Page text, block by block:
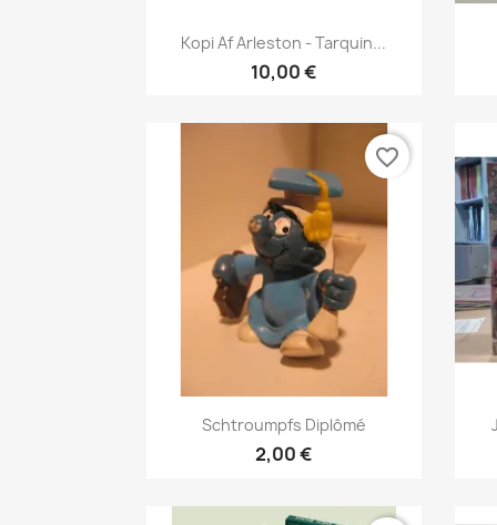
Vis her
Kopi Af Arleston - Tarquin...
10,00 €
Vis her
Schtroumpfs Diplômé
2,00 €
favorite_border